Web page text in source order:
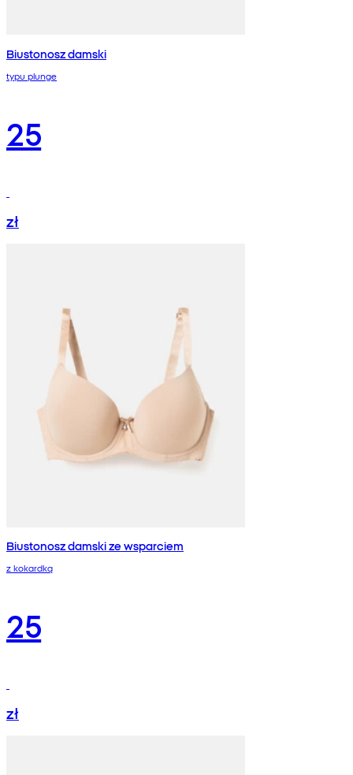
Biustonosz damski
typu plunge
25
zł
Biustonosz damski ze wsparciem
z kokardką
25
zł